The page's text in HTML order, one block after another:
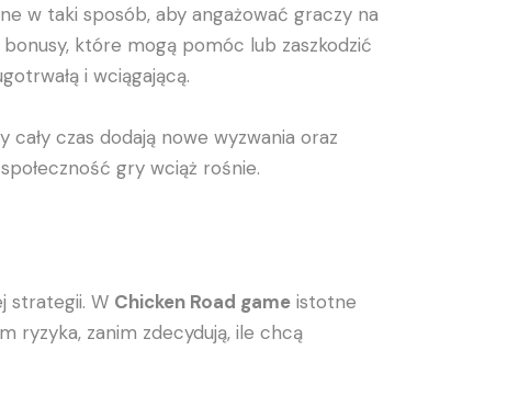
w taki sposób, aby angażować graczy na
które mogą pomóc lub zaszkodzić
i wciągającą.
czas dodają nowe wyzwania oraz
gry wciąż rośnie.
strategii. W Chicken Road game istotne
ryzyka, zanim zdecydują, ile chcą